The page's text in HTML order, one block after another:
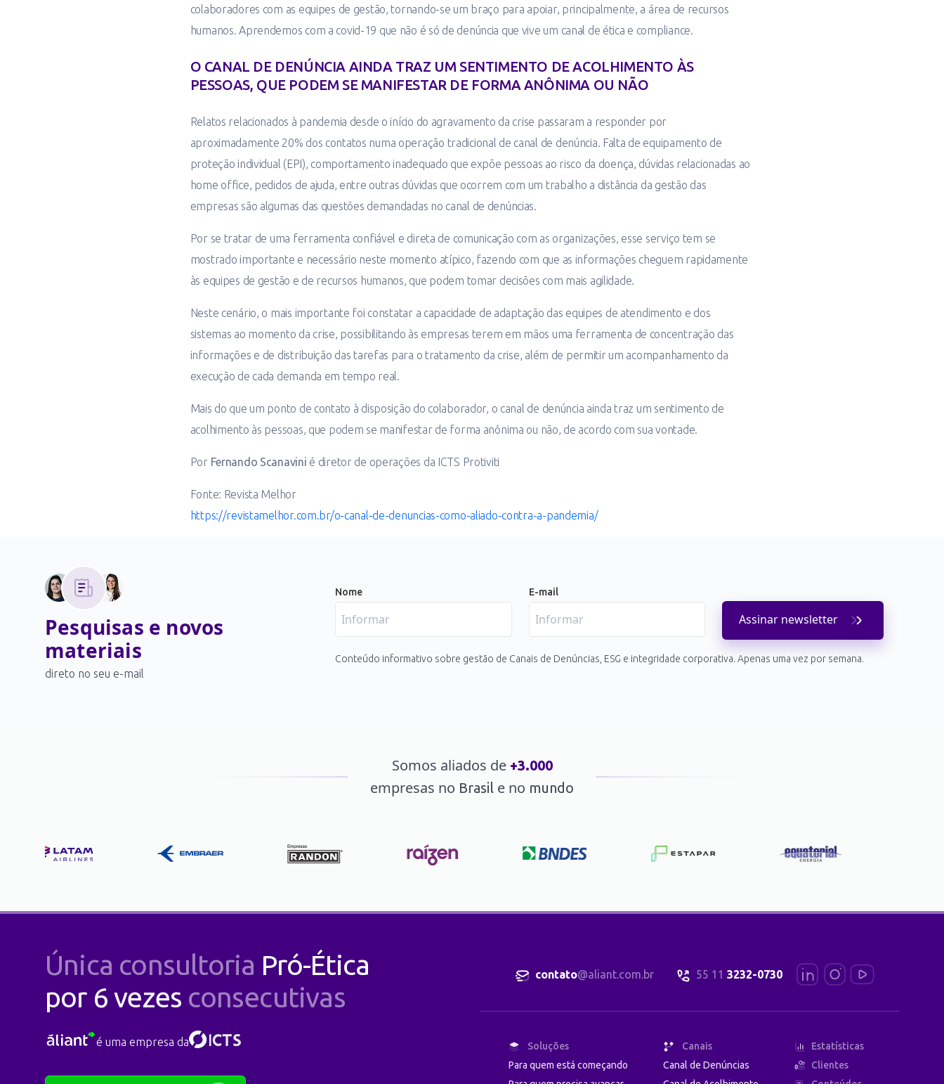
colaboradores com as equipes de gestão, tornando-se um braço para apoiar, principalmente, a área de recursos
humanos. Aprendemos com a covid-19 que não é só de denúncia que vive um canal de ética e compliance.
O CANAL DE DENÚNCIA AINDA TRAZ UM SENTIMENTO DE ACOLHIMENTO ÀS
PESSOAS, QUE PODEM SE MANIFESTAR DE FORMA ANÔNIMA OU NÃO
Relatos relacionados à pandemia desde o início do agravamento da crise passaram a responder por
aproximadamente 20% dos contatos numa operação tradicional de canal de denúncia. Falta de equipamento de
proteção individual (EPI), comportamento inadequado que expõe pessoas ao risco da doença, dúvidas relacionadas ao
home office, pedidos de ajuda, entre outras dúvidas que ocorrem com um trabalho a distância da gestão das
empresas são algumas das questões demandadas no canal de denúncias.
Por se tratar de uma ferramenta confiável e direta de comunicação com as organizações, esse serviço tem se
mostrado importante e necessário neste momento atípico, fazendo com que as informações cheguem rapidamente
às equipes de gestão e de recursos humanos, que podem tomar decisões com mais agilidade.
Neste cenário, o mais importante foi constatar a capacidade de adaptação das equipes de atendimento e dos
sistemas ao momento da crise, possibilitando às empresas terem em mãos uma ferramenta de concentração das
informações e de distribuição das tarefas para o tratamento da crise, além de permitir um acompanhamento da
execução de cada demanda em tempo real.
Mais do que um ponto de contato à disposição do colaborador, o canal de denúncia ainda traz um sentimento de
acolhimento às pessoas, que podem se manifestar de forma anônima ou não, de acordo com sua vontade.
Por Fernando Scanavini é diretor de operações da ICTS Protiviti
Fonte: Revista Melhor
https://revistamelhor.com.br/o-canal-de-denuncias-como-aliado-contra-a-pandemia/
Pesquisas e novos
materiais
direto no seu e-mail
Nome E-mail
Assinar newsletter
Conteúdo informativo sobre gestão de Canais de Denúncias, ESG e integridade corporativa. Apenas uma vez por semana.
Somos aliados de +3.000
empresas no Brasil e no mundo
Única consultoria Pró-Ética
por 6 vezes consecutivas
é uma empresa da
contato@aliant.com.br 55 11 3232-0730
Soluções
Para quem está começando
Canais
Canal de Denúncias
Estatísticas
Clientes